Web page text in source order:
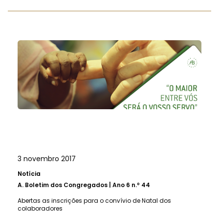
3 novembro 2017
Notícia
A. Boletim dos Congregados | Ano 6 n.º 44
Abertas as inscrições para o convívio de Natal dos
colaboradores